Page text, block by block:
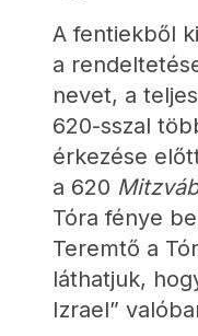
A fentiekből
a
nevet, a
620-sszal
érkezése
a 620
Tóra fénye
Teremtő a
láthatjuk,
Izrael”